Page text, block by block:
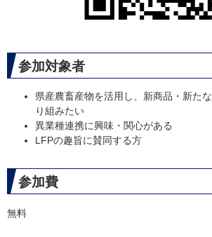
参加対象者
県産農畜産物を活用し、新商品・新た
り組みたい
異業種連携に興味・関心がある
LFPの趣旨に賛同する方
参加費
無料